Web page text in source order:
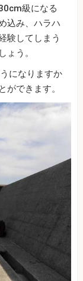
級になる
込み、ハラハ
験してしまう
ょう。
になりますか
ができます。